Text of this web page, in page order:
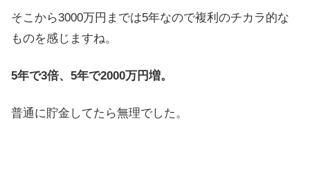
そこから3000万円までは5年なので複利のチカラ的な
ものを感じますね。
5年で3倍、5年で2000万円増。
普通に貯金してたら無理でした。